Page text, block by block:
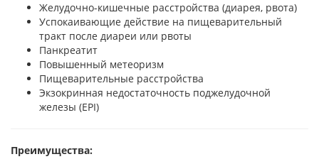
Желудочно-кишечные расстройства (диарея, рвота)
Успокаивающие действие на пищеварительный
тракт после диареи или рвоты
Панкреатит
Повышенный метеоризм
Пищеварительные расстройства
Экзокринная недостаточность поджелудочной
железы (EPI)
Преимущества: